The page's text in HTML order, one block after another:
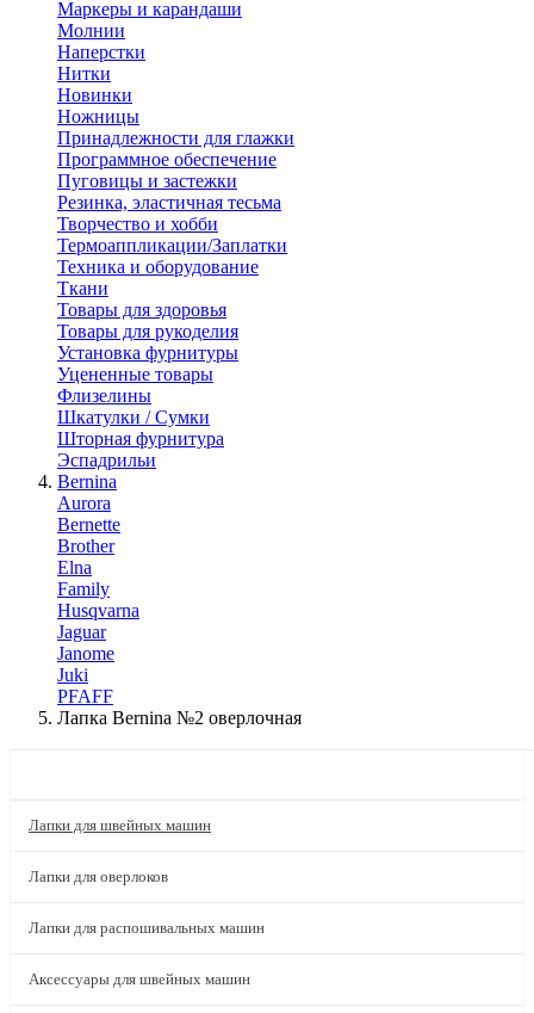
Маркеры и карандаши
Молнии
Наперстки
Нитки
Новинки
Ножницы
Принадлежности для глажки
Программное обеспечение
Пуговицы и застежки
Резинка, эластичная тесьма
Творчество и хобби
Термоаппликации/Заплатки
Техника и оборудование
Ткани
Товары для здоровья
Товары для рукоделия
Установка фурнитуры
Уцененные товары
Флизелины
Шкатулки / Сумки
Шторная фурнитура
Эспадрильи
Bernina
Aurora
Bernette
Brother
Elna
Family
Husqvarna
Jaguar
Janome
Juki
PFAFF
Лапка Bernina №2 оверлочная
Лапки для швейных машин
Лапки для оверлоков
Лапки для распошивальных машин
Аксессуары для швейных машин